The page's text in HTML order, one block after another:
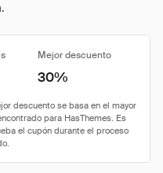
Mejor descuento
30%